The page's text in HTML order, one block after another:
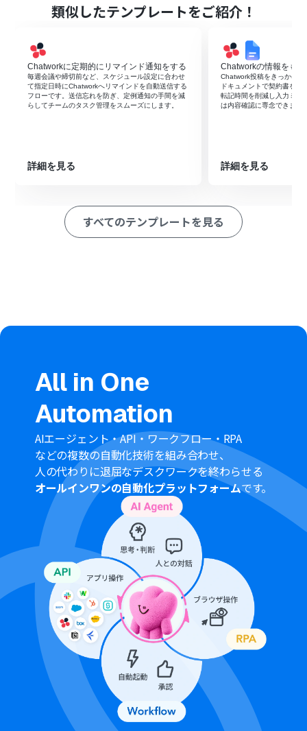
・デジタルツールを利用してデータ管理を行なっているマーケ
ティング担当者
■このテンプレートを使うメリット
・スケジュールに合わせてフォルダとグループチャットの作成
から通知まで自動化することで、手作業による手間を省くこと
ができ業務効率の改善につながります。
になりコミュニケーションを活性化することができます。
・Chatwork、Microsoft SharePointのそれぞれとYoomを連携
してください。
類似したテンプレートをご紹介！
Chatworkに定期的にリマインド通知をする
毎週会議や締切前など、スケジュール設定に合わせ
て指定日時にChatworkへリマインドを自動送信する
フローです。送信忘れを防ぎ、定例通知の手間を減
らしてチームのタスク管理をスムーズにします。
詳細を見る
Chatworkの情報をも
Chatwork投稿をきっかけ
ドキュメントで契約書を自
転記時間を削減し入力ミス
は内容確認に専念できます
詳細を見る
すべてのテンプレートを見る
All in One
Automation
AIエージェント・API・ワークフロー・RPA
などの複数の自動化技術を組み合わせ、
人の代わりに退屈なデスクワークを終わらせる
オールインワンの自動化プラットフォームです。